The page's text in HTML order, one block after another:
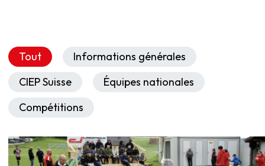
Tout
Informations générales
CIEP Suisse
Équipes nationales
Compétitions